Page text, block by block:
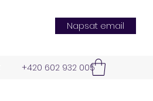
Napsat email
+420 602 932 005